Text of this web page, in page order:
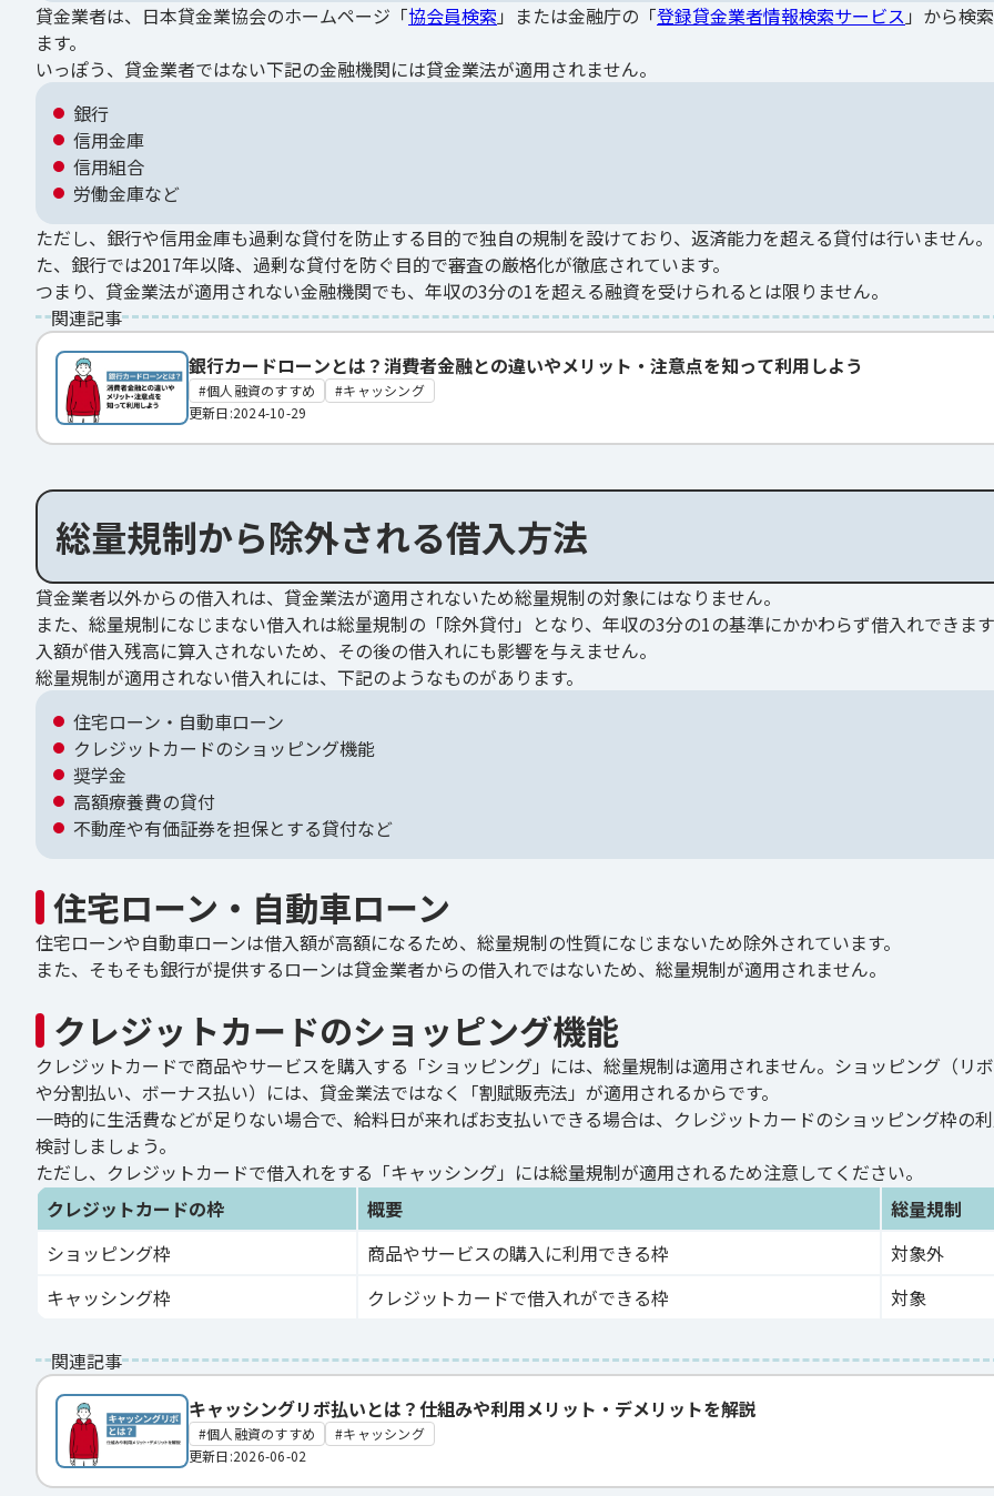
貸金業者は、日本貸金業協会のホームページ「協会員検索 」または金融庁の「登録貸金業者情報検索サービス 」から検
ます。
いっぽう、貸金業者ではない下記の金融機関には貸金業法が適用されません。
銀行
信用金庫
信用組合
労働金庫など
ただし、銀行や信用金庫も過剰な貸付を防止する目的で独自の規制を設けており、返済能力を超える貸付は行いません
た、銀行では2017年以降、過剰な貸付を防ぐ目的で審査の厳格化が徹底されています。
つまり、貸金業法が適用されない金融機関でも、年収の3分の1を超える融資を受けられるとは限りません。
関連記事
銀行カードローンとは？消費者金融との違いやメリット・注意点を知って利用しよう
個人融資のすすめ
キャッシング
更新日:2024-10-29
総量規制から除外される借入方法
貸金業者以外からの借入れは、貸金業法が適用されないため総量規制の対象にはなりません。
また、総量規制になじまない借入れは総量規制の「除外貸付」となり、年収の3分の1の基準にかかわらず借入れできま
入額が借入残高に算入されないため、その後の借入れにも影響を与えません。
総量規制が適用されない借入れには、下記のようなものがあります。
住宅ローン・自動車ローン
クレジットカードのショッピング機能
奨学金
高額療養費の貸付
不動産や有価証券を担保とする貸付など
住宅ローン・自動車ローン
住宅ローンや自動車ローンは借入額が高額になるため、総量規制の性質になじまないため除外されています。
また、そもそも銀行が提供するローンは貸金業者からの借入れではないため、総量規制が適用されません。
クレジットカードのショッピング機能
クレジットカードで商品やサービスを購入する「ショッピング」には、総量規制は適用されません。ショッピング（リ
や分割払い、ボーナス払い）には、貸金業法ではなく「割賦販売法」が適用されるからです。
一時的に生活費などが足りない場合で、給料日が来ればお支払いできる場合は、クレジットカードのショッピング枠の
検討しましょう。
ただし、クレジットカードで借入れをする「キャッシング」には総量規制が適用されるため注意してください。
クレジットカードの枠
概要
総量規制
ショッピング枠
商品やサービスの購入に利用できる枠
対象外
キャッシング枠
クレジットカードで借入れができる枠 対象
関連記事
キャッシングリボ払いとは？仕組みや利用メリット・デメリットを解説
個人融資のすすめ
キャッシング
更新日:2026-06-02